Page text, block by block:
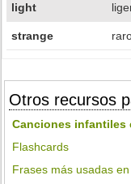
light
strange
Otros recursos
Canciones infantiles
Flashcards
Frases más usadas